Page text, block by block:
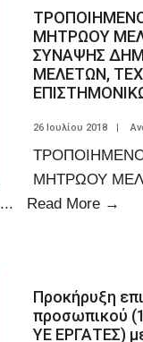
ΜΗΤΡΩΟΥ
ΣΥΝΑΨΗΣ
ΜΕΛΕΤΩΝ,
26 Ιουλίου 2018 |
ΜΗΤΡΩΟΥ
... Read More →
Προκήρυξη
προσωπικού
ΥΕ ΕΡΓΑΤΕΣ)